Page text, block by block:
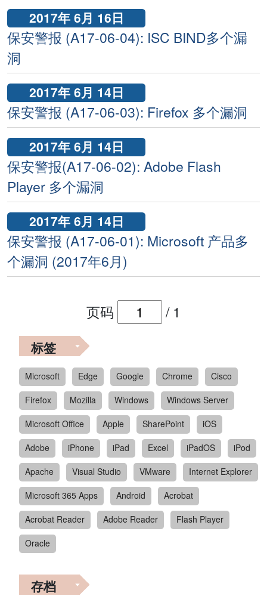
2017年 6月 16日
保安警报 (A17-06-04): ISC BIND多个漏
洞
2017年 6月 14日
保安警报 (A17-06-03): Firefox 多个漏洞
2017年 6月 14日
保安警报(A17-06-02): Adobe Flash
Player 多个漏洞
2017年 6月 14日
保安警报 (A17-06-01): Microsoft 产品多
个漏洞 (2017年6月)
页码 / 1
标签
Microsoft Edge Google Chrome
Cisco
Firefox
Mozilla Windows
Windows Server
Microsoft Office
Apple SharePoint
iOS
Adobe
iPhone iPad Excel iPadOS
iPod
Apache
Visual Studio VMware
Internet Explorer
Microsoft 365 Apps
Android
Acrobat
Acrobat Reader
Adobe Reader
Flash Player
Oracle
存档